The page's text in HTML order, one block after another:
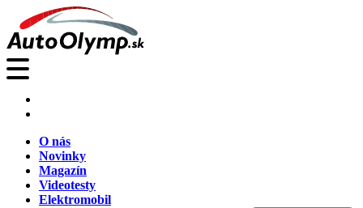
O nás
Novinky
Magazín
Videotesty
Elektromobil